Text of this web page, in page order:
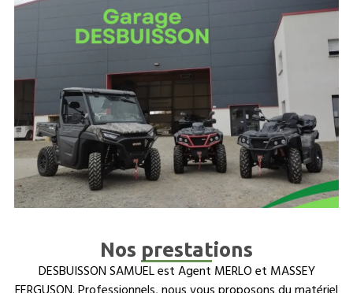
Nos prestations
DESBUISSON SAMUEL est Agent MERLO et MASSEY